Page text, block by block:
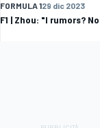
FORMULA 129 dic 2023
F1 | Zhou: "I rumors?